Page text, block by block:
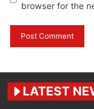
browser for the
LATEST